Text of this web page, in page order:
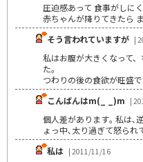
圧迫感あって 食事がしに
赤ちゃんが降りてきたら
そう言われていますが |
私はお腹が大きくなって
た。
つわりの後の食欲が旺盛
こんばんはm(_ _)m |
個人差があります｡ 私は､
ょっ中､太り過ぎて怒られ
私は | 2011/11/16